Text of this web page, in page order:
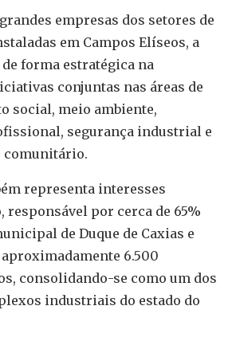
empresas dos setores de
em Campos Elíseos, a
de forma estratégica na
conjuntas nas áreas de
social, meio ambiente,
segurança industrial e
comunitário.
representa interesses
responsável por cerca de 65%
de Duque de Caxias e
6.500
consolidando-se como um dos
industriais do estado do